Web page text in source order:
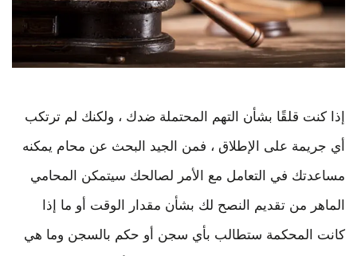
إذا كنت قلقًا بشأن التهم المحتملة ضدك ، ولكنك لم ترتكب
أي جريمة على الإطلاق ، فمن الجيد البحث عن محام يمكنه
مساعدتك في التعامل مع الأمر لصالحك سيتمكن المحامي
الماهر من تقديم النصح لك بشأن مقدار الوقت أو ما إذا
كانت المحكمة ستطالب بأي سجن أو حكم بالسجن وما هي